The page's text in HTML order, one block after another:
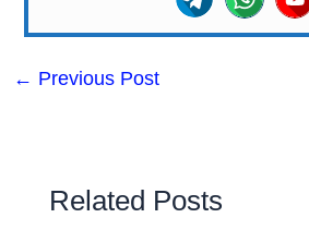
← Previous Post
Related Posts